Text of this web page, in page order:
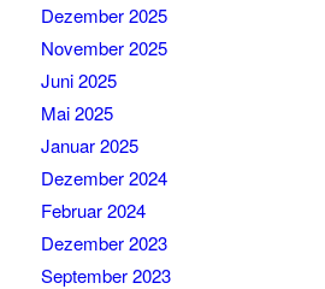
Dezember 2025
November 2025
Juni 2025
Mai 2025
Januar 2025
Dezember 2024
Februar 2024
Dezember 2023
September 2023